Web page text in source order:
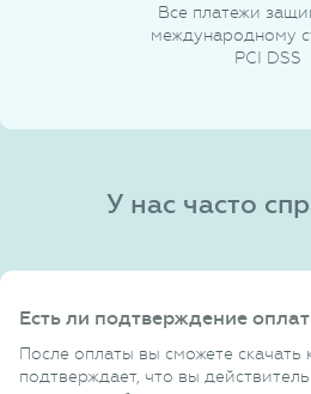
Все платежи
международному
PCI DSS
У нас часто
Есть ли подтверждение
После оплаты вы сможете
подтверждает, что вы